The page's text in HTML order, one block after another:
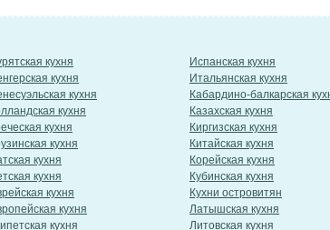
кухня
кухня
кухня
кухня
кухня
кухня
кухня
кухня
кухня
кухня
кухня
Испанская кухня
Итальянская кухня
Кабардино-балкарская
Казахская кухня
Киргизская кухня
Китайская кухня
Корейская кухня
Кубинская кухня
Кухни островитян
Латышская кухня
Литовская кухня